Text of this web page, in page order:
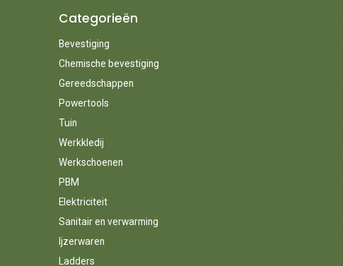
Categorieën
Bevestiging
Chemische bevestiging
Gereedschappen
Powertools
Tuin
Werkkledij
Werkschoenen
PBM
Elektriciteit
Sanitair en verwarming
Ijzerwaren
Ladders